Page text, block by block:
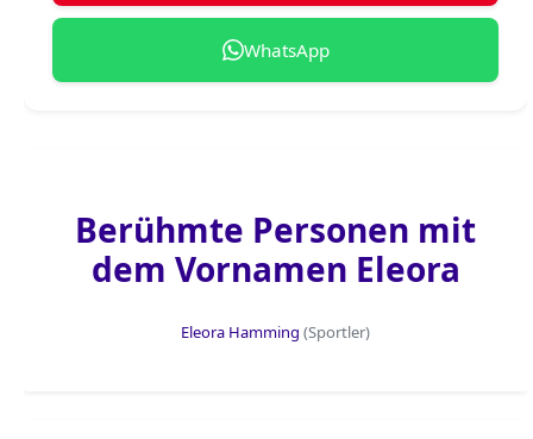
WhatsApp
Berühmte Personen mit
dem Vornamen Eleora
Eleora Hamming (Sportler)